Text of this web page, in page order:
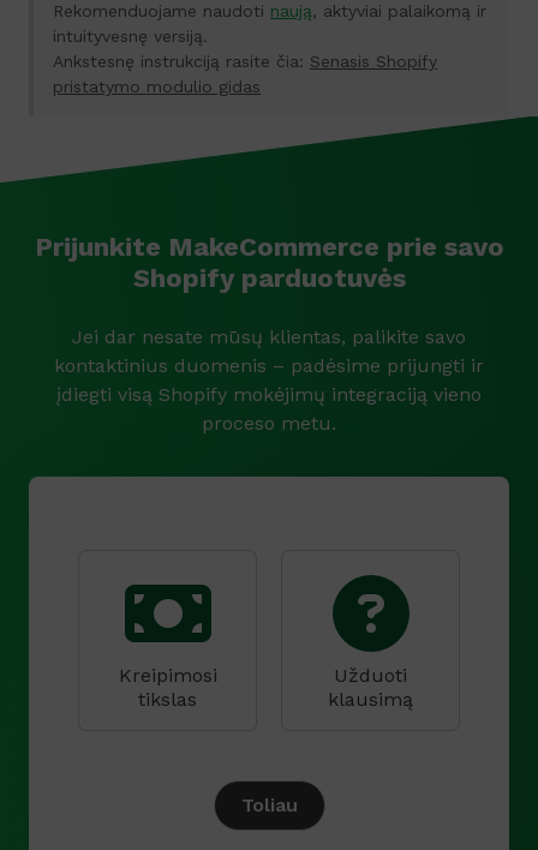
Rekomenduojame naudoti naują, aktyviai palaikomą ir
intuityvesnę versiją.
Ankstesnę instrukciją rasite čia: Senasis Shopify
pristatymo modulio gidas
Prijunkite MakeCommerce prie savo
Shopify parduotuvės
Jei dar nesate mūsų klientas, palikite savo
kontaktinius duomenis – padėsime prijungti ir
įdiegti visą Shopify mokėjimų integraciją vieno
proceso metu.
Kreipimosi
tikslas
Užduoti
klausimą
Toliau